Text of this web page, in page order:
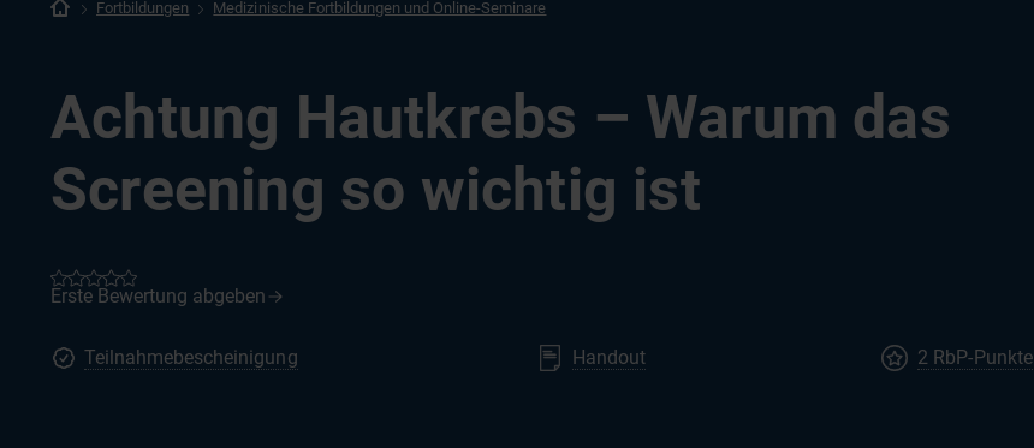
Fortbildungen Medizinische Fortbildungen und Online-Seminare
Achtung Hautkrebs – Warum das
Screening so wichtig ist
Teilnahmebescheinigung Handout 2 RbP-Punkte